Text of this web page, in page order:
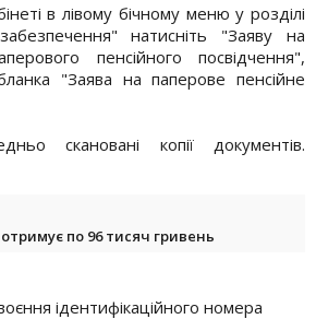
в лівому бічному меню у розділі
натисніть "Заяву на
пенсійного посвідчення",
"Заява на паперове пенсійне
скановані копії документів.
отримує по 96 тисяч гривень
ідентифікаційного номера